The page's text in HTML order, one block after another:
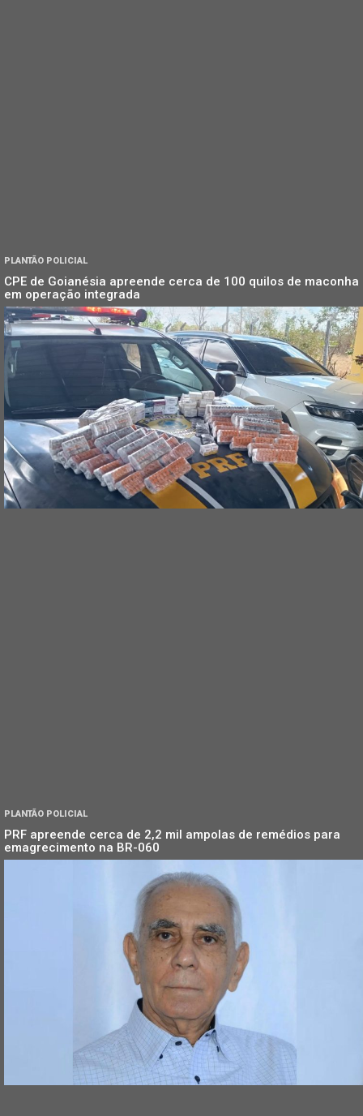
PLANTÃO POLICIAL
CPE de Goianésia apreende cerca de 100 quilos de maconha
em operação integrada
PLANTÃO POLICIAL
PRF apreende cerca de 2,2 mil ampolas de remédios para
emagrecimento na BR-060